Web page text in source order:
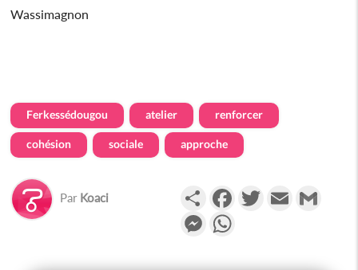
Wassimagnon
Ferkessédougou atelier renforcer
cohésion sociale approche
Par Koaci PartagerFacebookTwitterEmail
Messenger